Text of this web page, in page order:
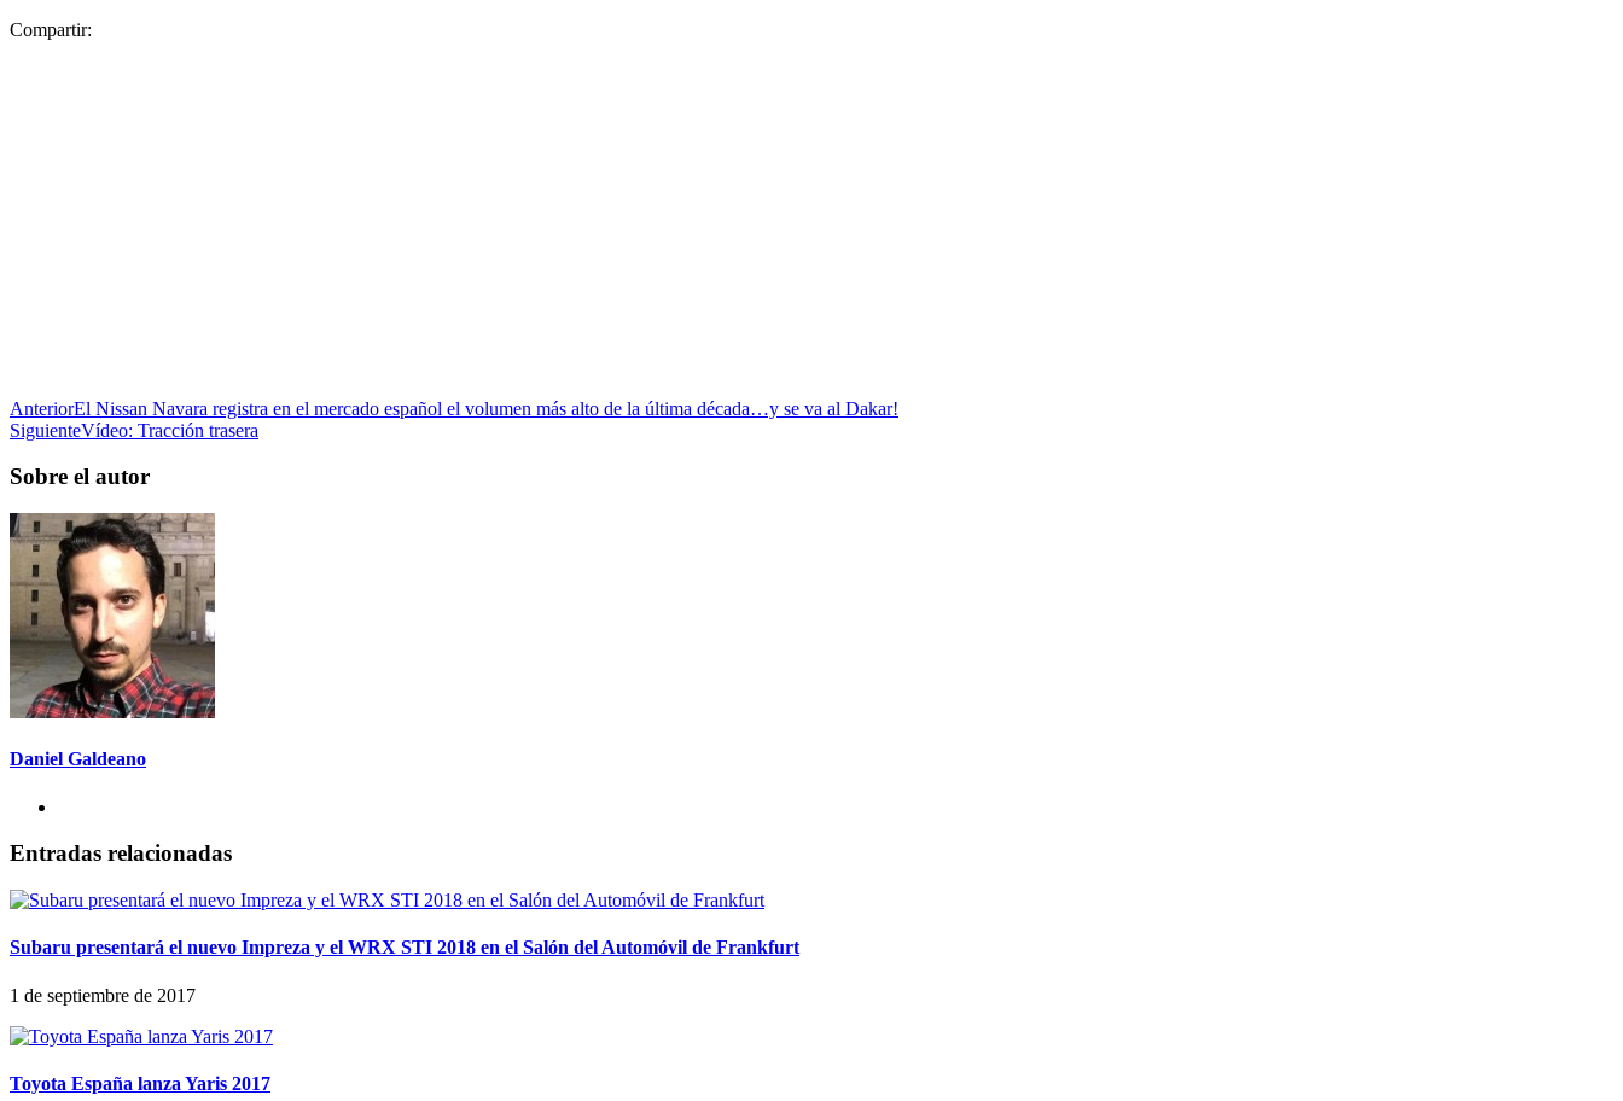
Compartir:
AnteriorEl Nissan Navara registra en el mercado español el volumen más alto de la última década…y se va al Dakar!
SiguienteVídeo: Tracción trasera
Sobre el autor
Daniel Galdeano
Entradas relacionadas
Subaru presentará el nuevo Impreza y el WRX STI 2018 en el Salón del Automóvil de Frankfurt
1 de septiembre de 2017
Toyota España lanza Yaris 2017